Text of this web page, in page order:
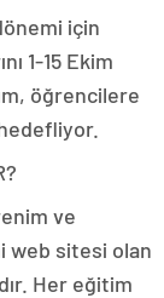
için
1-15 Ekim
öğrencilere
ve
web sitesi olan
Her eğitim